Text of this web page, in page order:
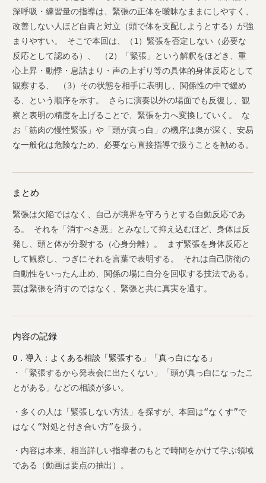
深呼吸・練習量の指導は、緊張の正体を曖昧なままにしやすく、
改善しない人ほど自責と対立（頭で体を支配しようとする）が強
まりやすい。 そこで本回は、（1）緊張を否定しない（必要な
反応として認める）、 （2）「緊張」という解釈をほどき、重
心上昇・動悸・息詰まり・声の上ずり等の具体的身体反応として
観察する、 （3）その状態を相手に表明し、関係性の中で緩め
る、という順序を示す。 さらに演奏以外の場面でも反復し、観
察と表明の精度を上げることで、緊張を力へ変換していく。 な
お「筋肉の慢性緊張」や「頭が真っ白」の機序は奥が深く、安易
な一般化は危険なため、必要なら直接指導で扱うことを勧める。
まとめ
緊張は欠陥ではなく、自己が境界を守ろうとする自動反応であ
る。 それを「消すべき悪」とみなして抑え込むほど、身体は反
発し、頭と体が分裂する（心身分離）。 まず緊張を身体反応と
して観察し、つぎにそれを言葉で表明する。 それは自己防衛の
自動性をいったん止め、関係の場に自分を回収する技法である。
芸は緊張を消すのではなく、緊張と共に真実を通す。
内容の記録
0．導入：よくある相談「緊張する」「真っ白になる」
・「緊張するから発表会に出たくない」「頭が真っ白になったこ
とがある」などの相談が多い。
・多くの人は「緊張しない方法」を探すが、本回は“なくす”で
はなく“対処と付き合い方”を扱う。
・内容は本来、相当詳しい指導者のもとで時間をかけて学ぶ領域
である（動画は要点の抽出）。